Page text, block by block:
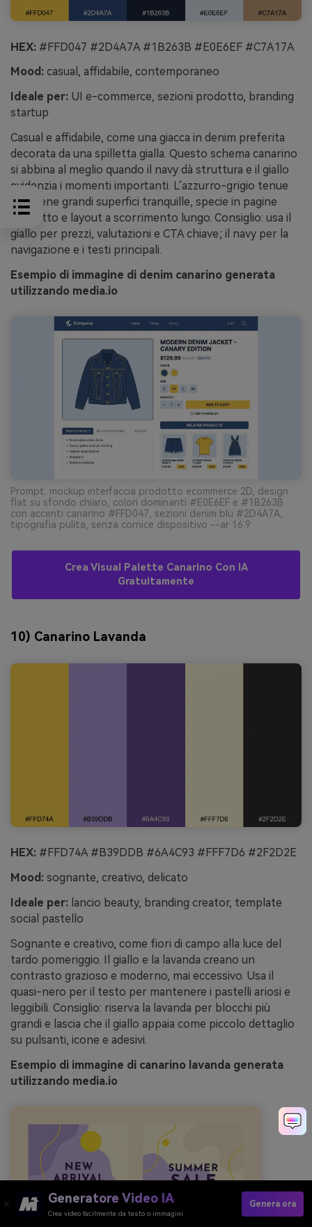
HEX: #FFD047 #2D4A7A #1B263B #E0E6EF #C7A17A
Mood: casual, affidabile, contemporaneo
Ideale per: UI e-commerce, sezioni prodotto, branding
startup
Casual e affidabile, come una giacca in denim preferita
decorata da una spilletta gialla. Questo schema canarino
si abbina al meglio quando il navy dà struttura e il giallo
evidenzia i momenti importanti. L’azzurro-grigio tenue
mantiene grandi superfici tranquille, specie in pagine
prodotto e layout a scorrimento lungo. Consiglio: usa il
giallo per prezzi, valutazioni e CTA chiave; il navy per la
navigazione e i testi principali.
Esempio di immagine di denim canarino generata
utilizzando media.io
Prompt: mockup interfaccia prodotto ecommerce 2D, design
flat su sfondo chiaro, colori dominanti #E0E6EF e #1B263B
con accenti canarino #FFD047, sezioni denim blu #2D4A7A,
tipografia pulita, senza cornice dispositivo --ar 16:9
Crea Visual Palette Canarino Con IA
Gratuitamente
10) Canarino Lavanda
HEX: #FFD74A #B39DDB #6A4C93 #FFF7D6 #2F2D2E
Mood: sognante, creativo, delicato
Ideale per: lancio beauty, branding creator, template
social pastello
Sognante e creativo, come fiori di campo alla luce del
tardo pomeriggio. Il giallo e la lavanda creano un
contrasto grazioso e moderno, mai eccessivo. Usa il
quasi-nero per il testo per mantenere i pastelli ariosi e
leggibili. Consiglio: riserva la lavanda per blocchi più
grandi e lascia che il giallo appaia come piccolo dettaglio
su pulsanti, icone e adesivi.
Esempio di immagine di canarino lavanda generata
utilizzando media.io
Generatore Video IA
Crea video facilmente da testo o immagini
Genera ora